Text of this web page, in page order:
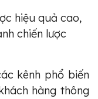
hiệu quả cao,
chiến lược
kênh phổ biến
hàng thông